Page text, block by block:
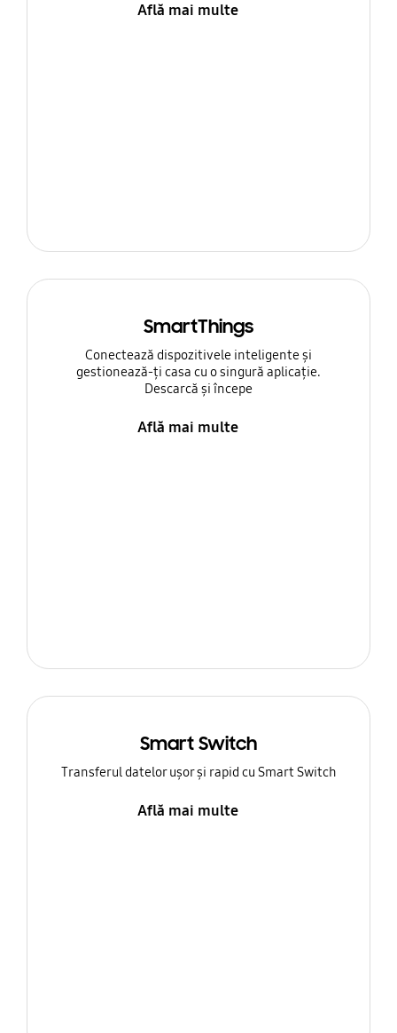
Află mai multe
SmartThings
Conectează dispozitivele inteligente și
gestionează-ți casa cu o singură aplicație.
Descarcă și începe
Află mai multe
Smart Switch
Transferul datelor ușor și rapid cu Smart Switch
Află mai multe